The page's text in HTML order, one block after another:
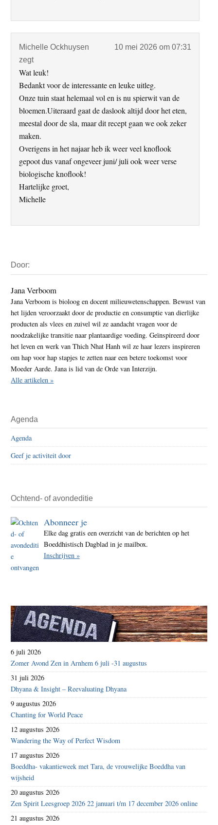
Michelle Ockhuysen
zegt
10 mei 2026 om 07:31
Wat leuk!
Bedankt voor de interessante en leuke uitleg.
Onze tuin staat helemaal vol en is nu spierwit van de
bloemen.Uiteraard gaat de daslook altijd door het eten,
meestal door de sla, maar dit recept gaan we ook zeker
maken.
Overigens in het najaar heb ik weer veel knoflook
gepoot dus vanaf ongeveer juni/ juli ook weer verse
biologische knoflook!
Hartelijke groet,
Michelle
Sidebar
Door:
Jana Verboom
Jana Verboom is bioloog en docent milieuwetenschappen. Bewust van
het lijden veroorzaakt door de productie en consumptie van dierlijke
producten als vlees en zuivel wil ze aandacht vragen voor de
noodzakelijke transitie naar plantaardige voeding. Geïnspireerd door
het leven en werk van Thich Nhat Hanh wil ze haar lezers inspireren
om hap voor hap stapjes te zetten naar een betere toekomst voor
Moeder Aarde. Jana is lid van de Orde van Interzijn.
Alle artikelen »
Agenda
Agenda
Geef je activiteit door
Ochtend- of avondeditie
Abonneer je
Elke dag gratis een overzicht van de berichten op het
Boeddhistisch Dagblad in je mailbox.
Inschrijven »
6 juli 2026
Zomer Avond Zen in Arnhem 6 juli -31 augustus
31 juli 2026
Dhyana & Insight – Reevaluating Dhyana
9 augustus 2026
Chanting for World Peace
12 augustus 2026
Wandering the Way of Perfect Wisdom
17 augustus 2026
Boeddha- vakantieweek met Tara, de vrouwelijke Boeddha van
wijsheid
20 augustus 2026
Zen Spirit Leesgroep 2026 22 januari t/m 17 december 2026 online
21 augustus 2026